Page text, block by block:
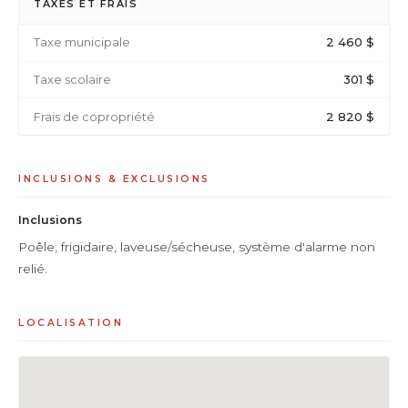
TAXES ET FRAIS
Taxe municipale 2 460 $
Taxe scolaire 301 $
Frais de copropriété 2 820 $
INCLUSIONS & EXCLUSIONS
Inclusions
Poêle, frigidaire, laveuse/sécheuse, système d'alarme non
relié.
LOCALISATION